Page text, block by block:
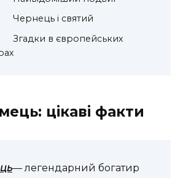
Чернець і святий
Згадки в європейських
цікаві факти
— легендарний богатир